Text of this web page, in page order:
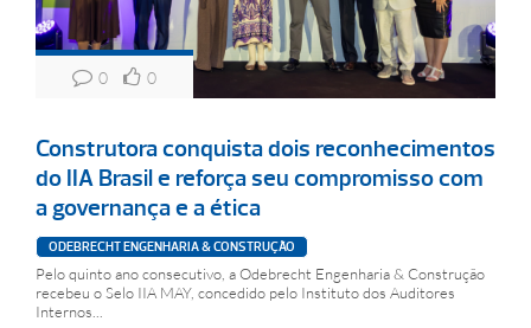
0 0
Construtora conquista dois reconhecimentos
do IIA Brasil e reforça seu compromisso com
a governança e a ética
ODEBRECHT ENGENHARIA & CONSTRUÇÃO
Pelo quinto ano consecutivo, a Odebrecht Engenharia & Construção
recebeu o Selo IIA MAY, concedido pelo Instituto dos Auditores
Internos...